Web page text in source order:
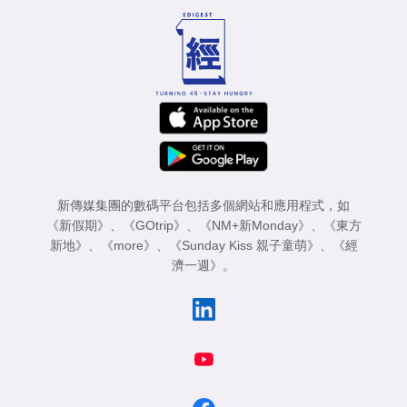
新傳媒集團的數碼平台包括多個網站和應用程式，如
《新假期》 、 《GOtrip》 、 《NM+新Monday》 、
《東方
新地》 、 《more》 、 《Sunday Kiss 親子童萌》 、
《經
濟一週》 。